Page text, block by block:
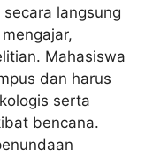
langsung
Mahasiswa
dan harus
serta
bencana.